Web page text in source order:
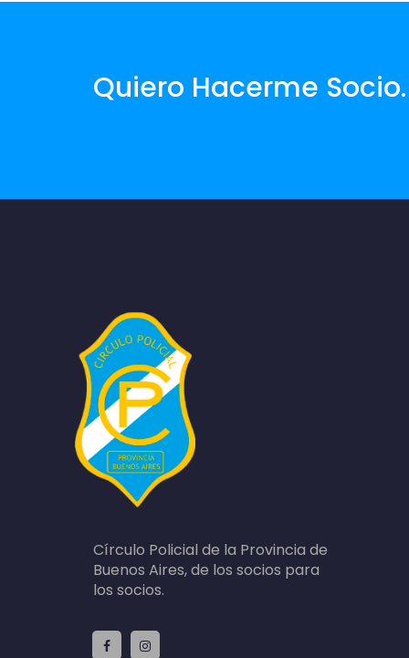
Quiero Hacerme
Círculo Policial de la Provincia de
Buenos Aires, de los socios para
los socios.